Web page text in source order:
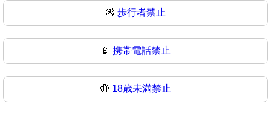
🚷 歩行者禁止
📵 携帯電話禁止
🔞 18歳未満禁止